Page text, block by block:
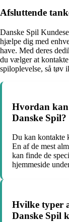
Afsluttende
Danske Spil
hjælpe dig med
have. Med deres
du vælger at
spiloplevelse, så tøv
Hvordan kan
Danske Spil?
Du kan kontakte
En af de mest
kan finde de
hjemmeside
Hvilke typer
Danske Spil